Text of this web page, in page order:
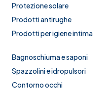
Protezione solare
Prodotti antirughe
Prodotti per igiene intima
Bagnoschiuma e saponi
Spazzolini e idropulsori
Contorno occhi